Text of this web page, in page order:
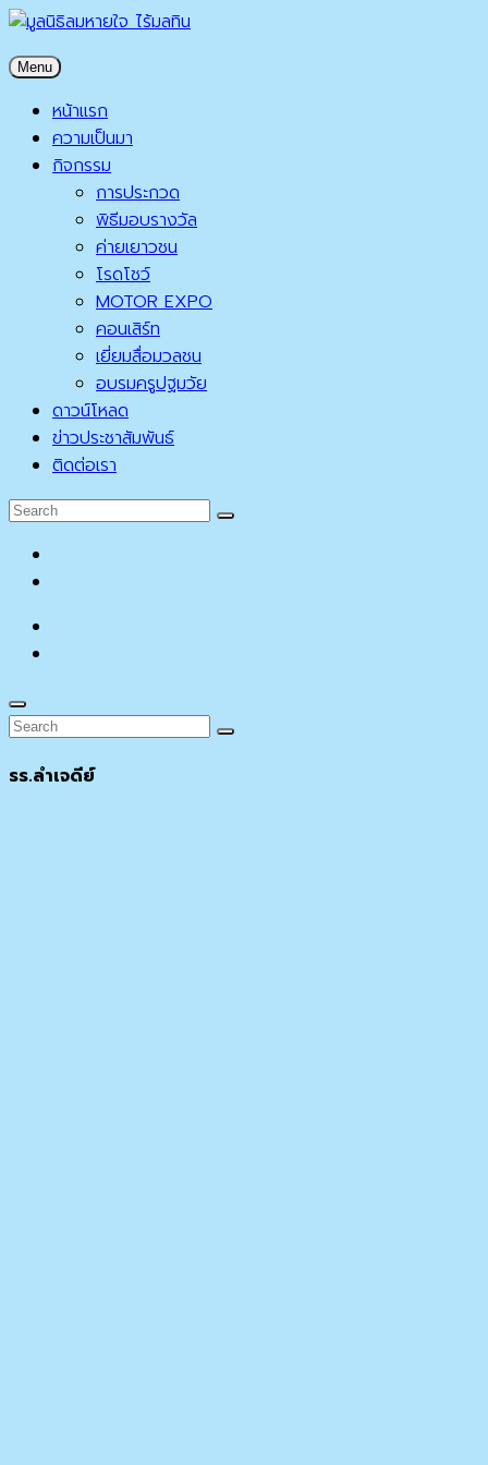
Skip
content
มูลนิธิลมหายใจ ไร้มลทิน
มูลนิธิลมหายใจ ไร้มลทิน
Menu
หน้าแรก
ความเป็นมา
กิจกรรม
การประกวด
พิธีมอบรางวัล
ค่ายเยาวชน
โรดโชว์
MOTOR EXPO
คอนเสิร์ท
เยี่ยมสื่อมวลชน
อบรมครูปฐมวัย
ดาวน์โหลด
ข่าวประชาสัมพันธ์
ติดต่อเรา
Search
Search
Search
Search
Search
รร.ลำเจดีย์